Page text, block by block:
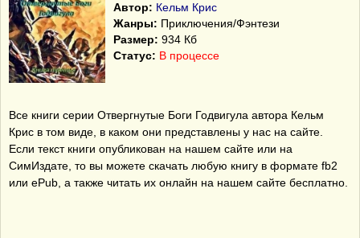
Автор: Кельм Крис
Жанры: Приключения/Фэнтези
Размер: 934 Кб
Статус: В процессе
Все книги серии Отвергнутые Боги Годвигула автора Кельм
Крис в том виде, в каком они представлены у нас на сайте.
Если текст книги опубликован на нашем сайте или на
СимИздате, то вы можете скачать любую книгу в формате fb2
или ePub, а также читать их онлайн на нашем сайте бесплатно.